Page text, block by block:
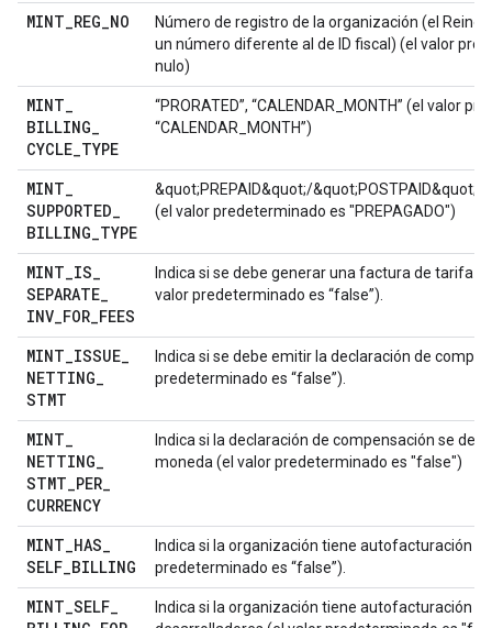
MINT REG NO
Número de registro de la organización (el Reino
un número diferente al de ID fiscal) (el valor
nulo)
MINT
BILLING
CYCLE TYPE
“PRORATED”, “CALENDAR_MONTH” (el valor
“CALENDAR_MONTH”)
MINT
SUPPORTED
BILLING TYPE
&quot;PREPAID&quot;/&quot;POSTPAID&quot;/
(el valor predeterminado es "PREPAGADO")
MINT IS
SEPARATE
INV FOR FEES
Indica si se debe generar una factura de tarifa
valor predeterminado es “false”).
MINT ISSUE
NETTING
STMT
Indica si se debe emitir la declaración de
predeterminado es “false”).
MINT
NETTING
STMT PER
CURRENCY
Indica si la declaración de compensación se
moneda (el valor predeterminado es "false")
MINT HAS
SELF BILLING
Indica si la organización tiene autofacturación
predeterminado es “false”).
MINT SELF
Indica si la organización tiene autofacturación